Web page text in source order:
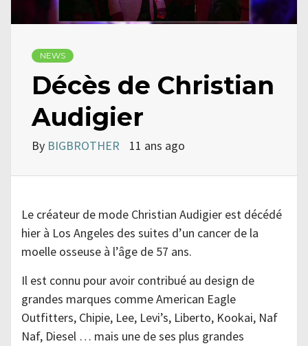
NEWS
Décès de Christian
Audigier
By BIGBROTHER 11 ans ago
Le créateur de mode Christian Audigier est décédé
hier à Los Angeles des suites d’un cancer de la
moelle osseuse à l’âge de 57 ans.
Il est connu pour avoir contribué au design de
grandes marques comme American Eagle
Outfitters, Chipie, Lee, Levi’s, Liberto, Kookai, Naf
Naf, Diesel … mais une de ses plus grandes